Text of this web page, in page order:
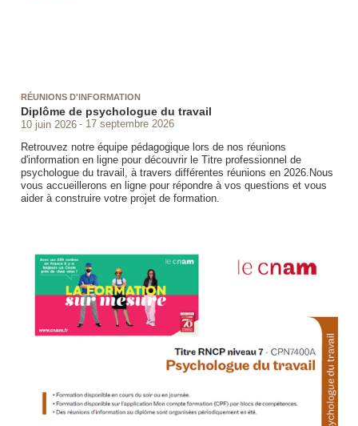
RÉUNIONS D'INFORMATION
Diplôme de psychologue du travail
10 juin 2026
17 septembre 2026
Retrouvez notre équipe pédagogique lors de nos réunions
d'information en ligne pour découvrir le Titre professionnel de
psychologue du travail, à travers différentes réunions en 2026.Nous
vous accueillerons en ligne pour répondre à vos questions et vous
aider à construire votre projet de formation.